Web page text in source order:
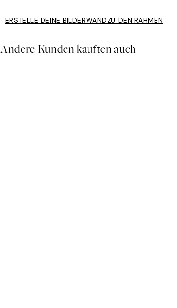
ERSTELLE DEINE BILDERWANDZU DEN RAHMEN
Andere Kunden kauften auch